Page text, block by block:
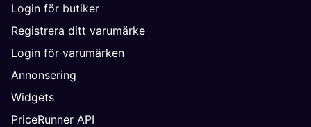
Login för butiker
Registrera ditt varumärke
Login för varumärken
Annonsering
Widgets
PriceRunner API